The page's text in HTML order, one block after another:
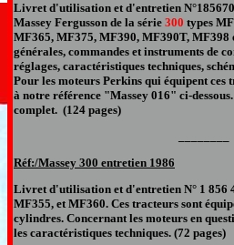
Livret d'utilisation et d'entretien N°
Massey Fergusson de la série 300 types
MF365, MF375, MF390, MF390T,
générales, commandes et instruments de
réglages, caractéristiques techniques,
Pour les moteurs Perkins qui équipent
à notre référence "Massey 016" ci-
complet. (124 pages)
Réf:/Massey 300 entretien 1986
Livret d'utilisation et d'entretien N° 1 856
MF355, et MF360. Ces tracteurs sont
cylindres. Concernant les moteurs en
les caractéristiques techniques. (72 pages)